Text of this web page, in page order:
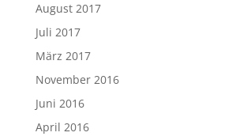
August 2017
Juli 2017
März 2017
November 2016
Juni 2016
April 2016